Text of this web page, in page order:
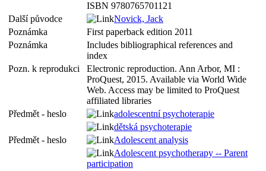
ISBN 9780765701121
Další původce
Novick, Jack
Poznámka
First paperback edition 2011
Poznámka
Includes bibliographical references and
index
Pozn. k reprodukci
Electronic reproduction. Ann Arbor, MI :
ProQuest, 2015. Available via World Wide
Web. Access may be limited to ProQuest
affiliated libraries
Předmět - heslo
adolescentní psychoterapie
dětská psychoterapie
Předmět - heslo
Adolescent analysis
Adolescent psychotherapy -- Parent
participation